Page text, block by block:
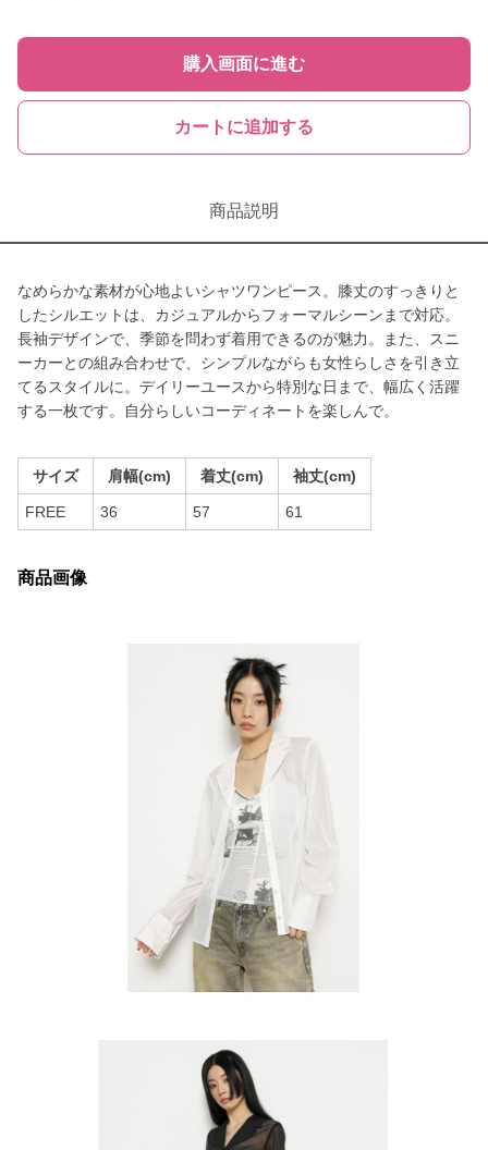
購入画面に進む
カートに追加する
商品説明
なめらかな素材が心地よいシャツワンピース。膝丈のすっきりと
したシルエットは、カジュアルからフォーマルシーンまで対応。
長袖デザインで、季節を問わず着用できるのが魅力。また、スニ
ーカーとの組み合わせで、シンプルながらも女性らしさを引き立
てるスタイルに。デイリーユースから特別な日まで、幅広く活躍
する一枚です。自分らしいコーディネートを楽しんで。
サイズ 肩幅(cm) 着丈(cm) 袖丈(cm)
FREE 36 57 61
商品画像